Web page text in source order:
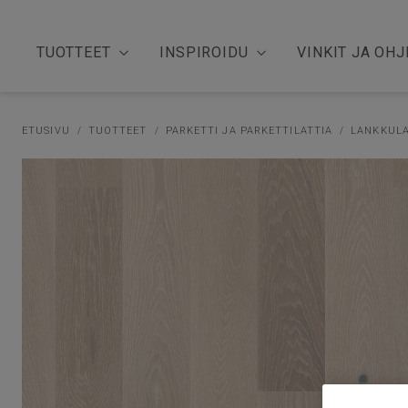
TUOTTEET INSPIROIDU VINKIT JA
ETUSIVU TUOTTEET PARKETTI JA PARKETTILATTIA